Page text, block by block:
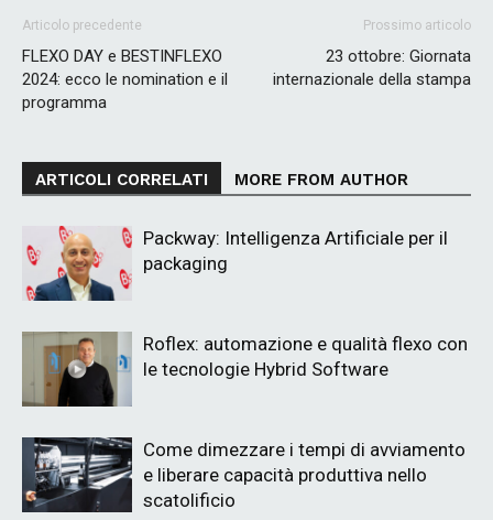
Articolo precedente
FLEXO DAY e BESTINFLEXO
2024: ecco le nomination e il
programma
Prossimo articolo
23 ottobre: Giornata
internazionale della stampa
ARTICOLI CORRELATI MORE FROM AUTHOR
Packway: Intelligenza Artificiale per il
packaging
Roflex: automazione e qualità flexo con
le tecnologie Hybrid Software
Come dimezzare i tempi di avviamento
e liberare capacità produttiva nello
scatolificio